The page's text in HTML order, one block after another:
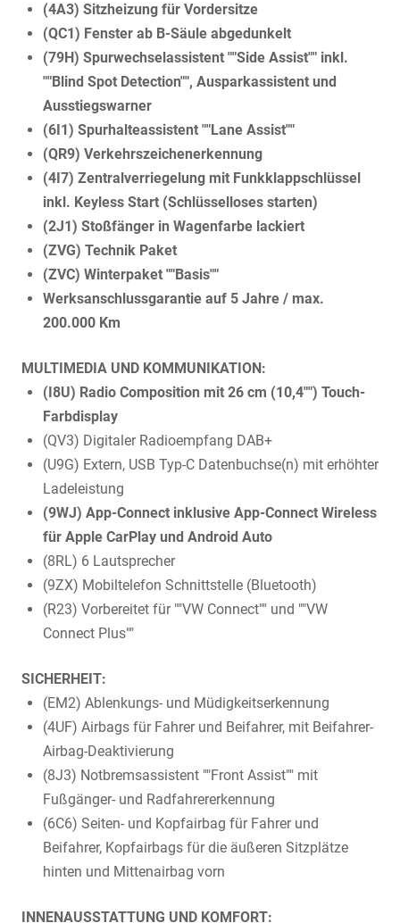
(4A3) Sitzheizung für Vordersitze
(QC1) Fenster ab B-Säule abgedunkelt
(79H) Spurwechselassistent ""Side Assist"" inkl.
""Blind Spot Detection"", Ausparkassistent und
Ausstiegswarner
(6I1) Spurhalteassistent ""Lane Assist""
(QR9) Verkehrszeichenerkennung
(4I7) Zentralverriegelung mit Funkklappschlüssel
inkl. Keyless Start (Schlüsselloses starten)
(2J1) Stoßfänger in Wagenfarbe lackiert
(ZVG) Technik Paket
(ZVC) Winterpaket ""Basis""
Werksanschlussgarantie auf 5 Jahre / max.
200.000 Km
MULTIMEDIA UND KOMMUNIKATION:
(I8U) Radio Composition mit 26 cm (10,4"") Touch-
Farbdisplay
(QV3) Digitaler Radioempfang DAB+
(U9G) Extern, USB Typ-C Datenbuchse(n) mit erhöhter
Ladeleistung
(9WJ) App-Connect inklusive App-Connect Wireless
für Apple CarPlay und Android Auto
(8RL) 6 Lautsprecher
(9ZX) Mobiltelefon Schnittstelle (Bluetooth)
(R23) Vorbereitet für ""VW Connect"" und ""VW
Connect Plus""
SICHERHEIT:
(EM2) Ablenkungs- und Müdigkeitserkennung
(4UF) Airbags für Fahrer und Beifahrer, mit Beifahrer-
Airbag-Deaktivierung
(8J3) Notbremsassistent ""Front Assist"" mit
Fußgänger- und Radfahrererkennung
(6C6) Seiten- und Kopfairbag für Fahrer und
Beifahrer, Kopfairbags für die äußeren Sitzplätze
hinten und Mittenairbag vorn
INNENAUSSTATTUNG UND KOMFORT: